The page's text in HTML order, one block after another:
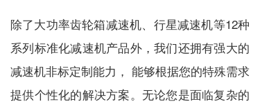
除了大功率齿轮箱减速机、 行星减速机等12种
系列标准化减速机产品外，我们还拥有强大的
减速机非标定制能力， 能够根据您的特殊需求
提供个性化的解决方案。无论您是面临复杂的